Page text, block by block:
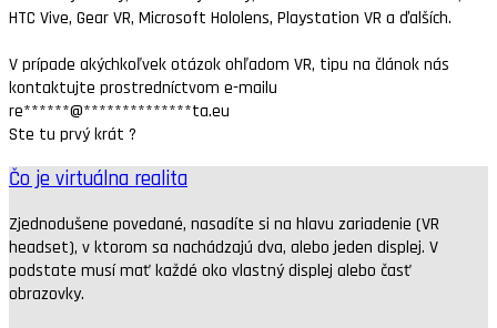
HTC Vive, Gear VR, Microsoft Hololens, Playstation VR a ďalších.
V prípade akýchkoľvek otázok ohľadom VR, tipu na článok nás
kontaktujte prostredníctvom e-mailu
re******@**************ta.eu
Ste tu prvý krát ?
Čo je virtuálna realita
Zjednodušene povedané, nasadíte si na hlavu zariadenie (VR
headset), v ktorom sa nachádzajú dva, alebo jeden displej. V
podstate musí mať každé oko vlastný displej alebo časť
obrazovky.